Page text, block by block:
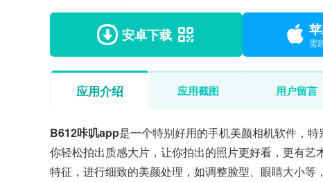
安卓下载 需
应用介绍 应用截图 用户留言
B612咔叽app是一个特别好用的手机美颜相机软件，
你轻松拍出质感大片，让你拍出的照片更好看，更有
特征，进行细致的美颜处理，如调整脸型、眼睛大小